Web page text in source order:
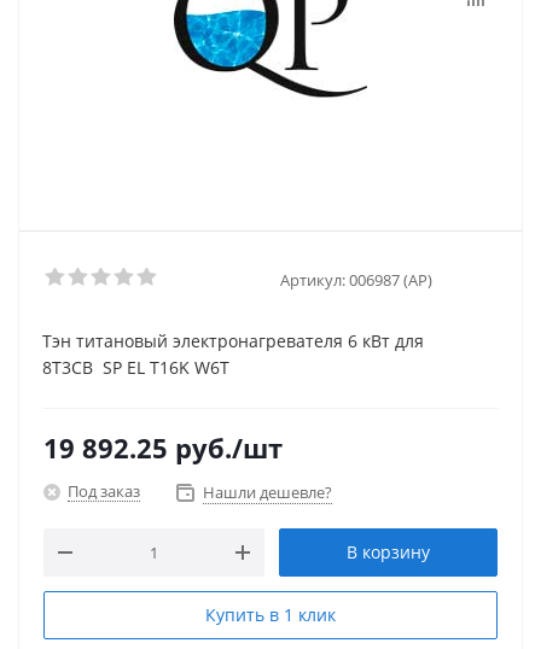
Артикул:006987 (AP)
Тэн титановый электронагревателя 6 кВт для
8Т3CВ SP EL T16K W6T
19 892.25 руб./шт
Под заказ Нашли дешевле?
В корзину
Купить в 1 клик